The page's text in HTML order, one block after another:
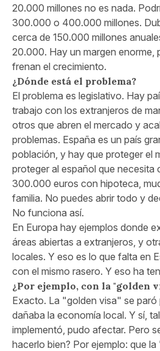
20.000 millones no es nada.
300.000 o 400.000 millones.
cerca de 150.000 millones
20.000. Hay un margen enorme,
frenan el crecimiento.
¿Dónde está el problema?
El problema es legislativo. Hay
trabajo con los extranjeros de
otros que abren el mercado y
problemas. España es un país
población, y hay que proteger el
proteger al español que necesita
300.000 euros con hipoteca,
familia. No puedes abrir todo y
No funciona así.
En Europa hay ejemplos donde
áreas abiertas a extranjeros, y
locales. Y eso es lo que falta en
con el mismo rasero. Y eso ha
¿Por ejemplo, con la "golden
Exacto. La "golden visa" se paró
dañaba la economía local. Y sí,
implementó, pudo afectar. Pero
hacerlo bien? Por ejemplo: que